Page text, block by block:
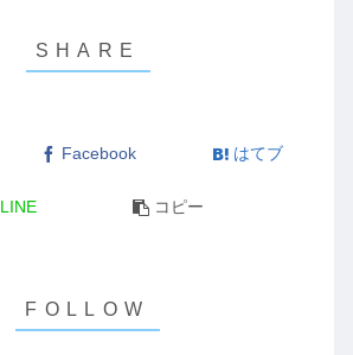
Facebook はてブ
LINE コピー